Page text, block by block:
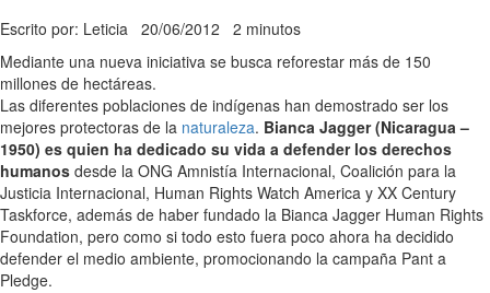
Escrito por: Leticia 20/06/2012 2 minutos
Mediante una nueva iniciativa se busca reforestar más de 150
millones de hectáreas.
Las diferentes poblaciones de indígenas han demostrado ser los
mejores protectoras de la naturaleza. Bianca Jagger (Nicaragua –
1950) es quien ha dedicado su vida a defender los derechos
humanos desde la ONG Amnistía Internacional, Coalición para la
Justicia Internacional, Human Rights Watch America y XX Century
Taskforce, además de haber fundado la Bianca Jagger Human Rights
Foundation, pero como si todo esto fuera poco ahora ha decidido
defender el medio ambiente, promocionando la campaña Pant a
Pledge.